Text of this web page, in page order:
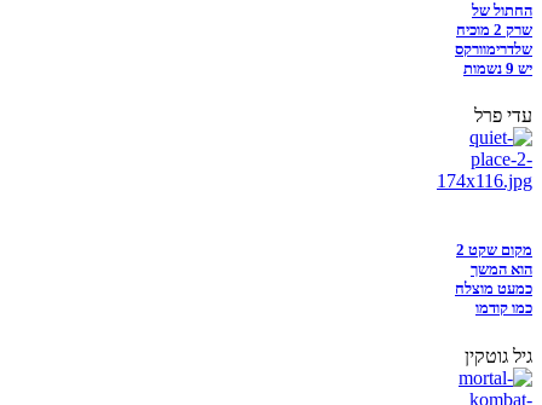
החתול של
שרק 2 מוכיח
שלדרימוורקס
יש 9 נשמות
עדי פרל
מקום שקט 2
הוא המשך
כמעט מוצלח
כמו קודמו
גיל גוטקין